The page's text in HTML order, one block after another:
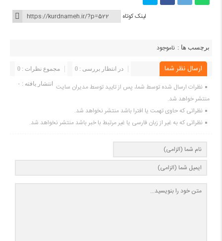
لینک کوتاه
برچسب ها : ناموجود
ارسال نظر شما مجموع نظرات : 0 در انتظار بررسی : 0
انتشار یافته : ۰
نظرات ارسال شده توسط شما، پس از تایید توسط مدیران سایت
منتشر خواهد شد.
نظراتی که حاوی تهمت یا افترا باشد منتشر نخواهد شد.
نظراتی که به غیر از زبان فارسی یا غیر مرتبط با خبر باشد منتشر نخواهد شد.